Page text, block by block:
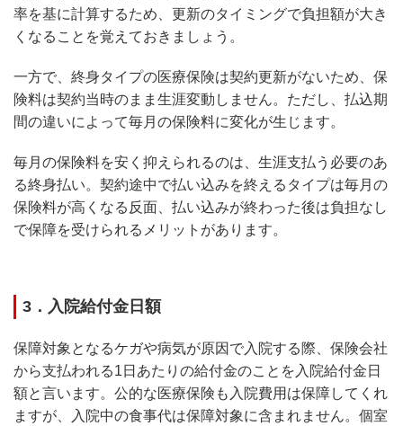
率を基に計算するため、更新のタイミングで負担額が大き
くなることを覚えておきましょう。
一方で、終身タイプの医療保険は契約更新がないため、保
険料は契約当時のまま生涯変動しません。ただし、払込期
間の違いによって毎月の保険料に変化が生じます。
毎月の保険料を安く抑えられるのは、生涯支払う必要のあ
る終身払い。契約途中で払い込みを終えるタイプは毎月の
保険料が高くなる反面、払い込みが終わった後は負担なし
で保障を受けられるメリットがあります。
3．入院給付金日額
保障対象となるケガや病気が原因で入院する際、保険会社
から支払われる1日あたりの給付金のことを入院給付金日
額と言います。公的な医療保険も入院費用は保障してくれ
ますが、入院中の食事代は保障対象に含まれません。個室